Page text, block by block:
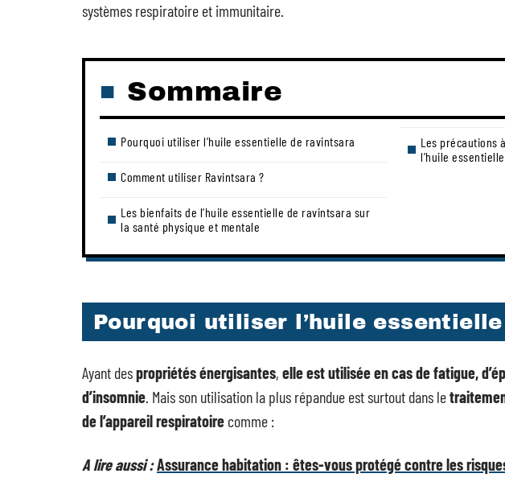
systèmes respiratoire et immunitaire.
Sommaire
Pourquoi utiliser l’huile essentielle de ravintsara
Comment utiliser Ravintsara ?
Les bienfaits de l’huile essentielle de ravintsara sur
la santé physique et mentale
Les précautions
l’huile
Pourquoi utiliser l’huile
Ayant despropriétés énergisantes, elle est utilisée en cas de fatigue,
d’insomnie. Mais son utilisation la plus répandue est surtout dans le
de l’appareil respiratoire comme :
A lire aussi :Assurance habitation : êtes-vous protégé contre les